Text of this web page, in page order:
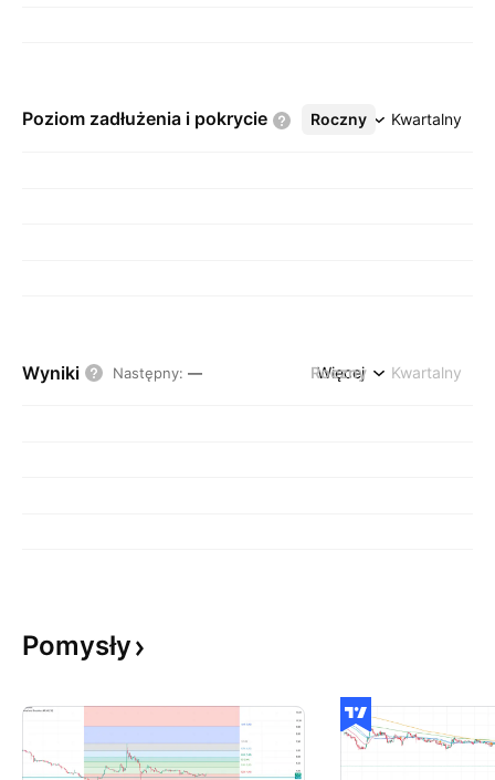
Poziom zadłużenia i pokrycie Roczny Kwartalny
Więcej
Wyniki Następny: — Roczny Kwartalny
Więcej
Pomysły